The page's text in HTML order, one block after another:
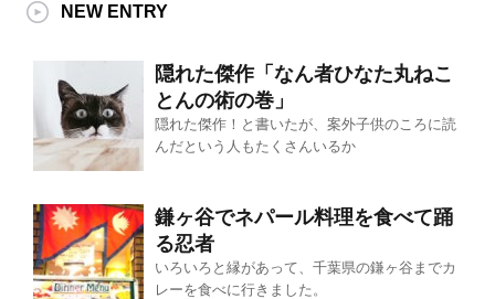
NEW ENTRY
隠れた傑作「なん者ひなた丸ねこ
とんの術の巻」
隠れた傑作！と書いたが、案外子供のころに読
んだという人もたくさんいるか
鎌ヶ谷でネパール料理を食べて踊
る忍者
いろいろと縁があって、千葉県の鎌ヶ谷までカ
レーを食べに行きました。